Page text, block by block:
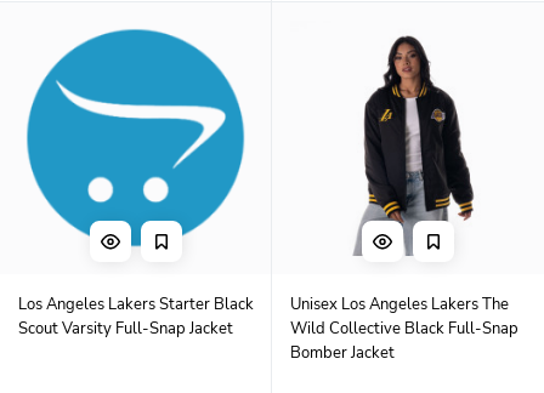
Los Angeles Lakers Starter Black
Scout Varsity Full-Snap Jacket
Unisex Los Angeles Lakers The
Wild Collective Black Full-Snap
Bomber Jacket